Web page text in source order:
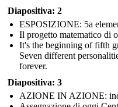
Diapositiva: 2
ESPOSIZIONE: 5a
Il progetto matematico di
It's the beginning of fifth
Seven different
forever.
Diapositiva: 3
AZIONE IN AZIONE: